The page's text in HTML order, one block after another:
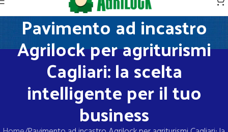
Pavimento ad incastro
Agrilock per agriturismi
Cagliari: la scelta
intelligente per il tuo
business